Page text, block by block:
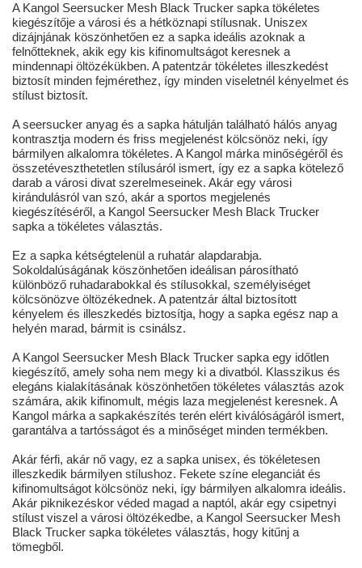
A Kangol Seersucker Mesh Black Trucker sapka tökéletes
kiegészítője a városi és a hétköznapi stílusnak. Uniszex
dizájnjának köszönhetően ez a sapka ideális azoknak a
felnőtteknek, akik egy kis kifinomultságot keresnek a
mindennapi öltözékükben. A patentzár tökéletes illeszkedést
biztosít minden fejmérethez, így minden viseletnél kényelmet és
stílust biztosít.
A seersucker anyag és a sapka hátulján található hálós anyag
kontrasztja modern és friss megjelenést kölcsönöz neki, így
bármilyen alkalomra tökéletes. A Kangol márka minőségéről és
összetéveszthetetlen stílusáról ismert, így ez a sapka kötelező
darab a városi divat szerelmeseinek. Akár egy városi
kirándulásról van szó, akár a sportos megjelenés
kiegészítéséről, a Kangol Seersucker Mesh Black Trucker
sapka a tökéletes választás.
Ez a sapka kétségtelenül a ruhatár alapdarabja.
Sokoldalúságának köszönhetően ideálisan párosítható
különböző ruhadarabokkal és stílusokkal, személyiséget
kölcsönözve öltözékednek. A patentzár által biztosított
kényelem és illeszkedés biztosítja, hogy a sapka egész nap a
helyén marad, bármit is csinálsz.
A Kangol Seersucker Mesh Black Trucker sapka egy időtlen
kiegészítő, amely soha nem megy ki a divatból. Klasszikus és
elegáns kialakításának köszönhetően tökéletes választás azok
számára, akik kifinomult, mégis laza megjelenést keresnek. A
Kangol márka a sapkakészítés terén elért kiválóságáról ismert,
garantálva a tartósságot és a minőséget minden termékben.
Akár férfi, akár nő vagy, ez a sapka unisex, és tökéletesen
illeszkedik bármilyen stílushoz. Fekete színe eleganciát és
kifinomultságot kölcsönöz neki, így bármilyen alkalomra ideális.
Akár piknikezéskor véded magad a naptól, akár egy csipetnyi
stílust viszel a városi öltözékedbe, a Kangol Seersucker Mesh
Black Trucker sapka tökéletes választás, hogy kitűnj a
tömegből.